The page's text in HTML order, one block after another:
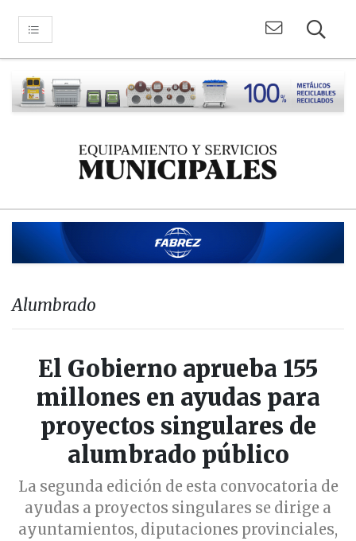
Alumbrado
El Gobierno aprueba 155
millones en ayudas para
proyectos singulares de
alumbrado público
La segunda edición de esta convocatoria de
ayudas a proyectos singulares se dirige a
ayuntamientos, diputaciones provinciales,